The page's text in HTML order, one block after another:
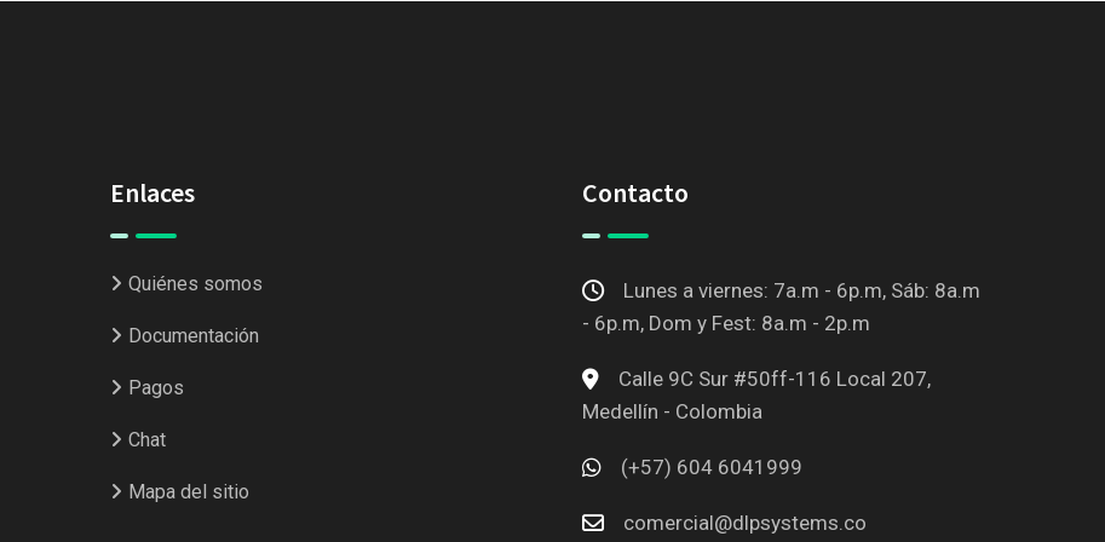
Enlaces
Quiénes somos
Documentación
Pagos
Chat
Mapa del sitio
Contacto
Lunes a viernes: 7a.m - 6p.m, Sáb: 8a.m
- 6p.m, Dom y Fest: 8a.m - 2p.m
Calle 9C Sur #50ff-116 Local 207,
Medellín - Colombia
(+57) 604 6041999
comercial@dlpsystems.co